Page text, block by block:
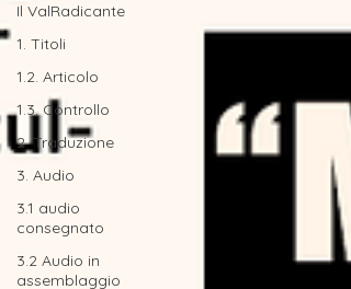
Il ValRadicante
1. Titoli
1.2. Articolo
1.3. Controllo
2. Traduzione
3. Audio
3.1 audio
consegnato
3.2 Audio in
assemblaggio